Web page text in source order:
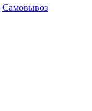
Самовывоз